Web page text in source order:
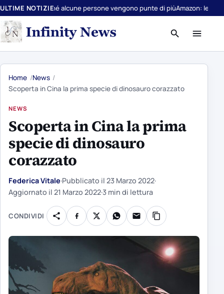
ULTIME NOTIZIE
perché alcune persone vengono punte di piùAmazon: le offerte a cui è
Apri
Apri
Home News
Scoperta in Cina la prima specie di dinosauro corazzato
NEWS
Scoperta in Cina la prima
specie di dinosauro
corazzato
Federica Vitale·Pubblicato il 23 Marzo 2022·
Aggiornato il 21 Marzo 2022·3 min di lettura
CONDIVIDI